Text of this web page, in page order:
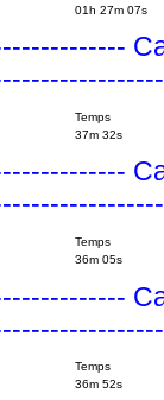
01h 27m 07s
Temps
37m 32s
Temps
36m 05s
Temps
36m 52s